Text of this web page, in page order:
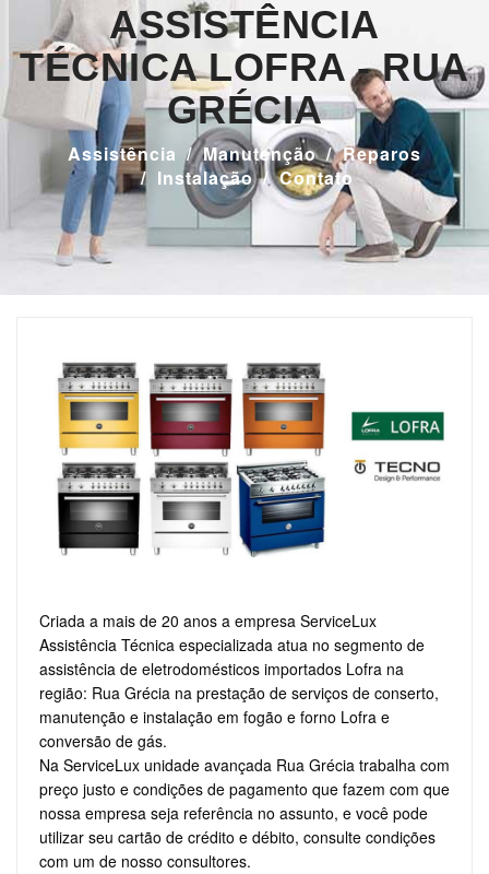
ASSISTÊNCIA
TÉCNICA LOFRA - RUA
GRÉCIA
Assistência Manutenção
Reparos
Instalação
Contato
Criada a mais de 20 anos a empresa ServiceLux
Assistência Técnica especializada atua no segmento de
assistência de eletrodomésticos importados Lofra na
região: Rua Grécia na prestação de serviços de conserto,
manutenção e instalação em fogão e forno Lofra e
conversão de gás.
Na ServiceLux unidade avançada Rua Grécia trabalha com
preço justo e condições de pagamento que fazem com que
nossa empresa seja referência no assunto, e você pode
utilizar seu cartão de crédito e débito, consulte condições
com um de nosso consultores.